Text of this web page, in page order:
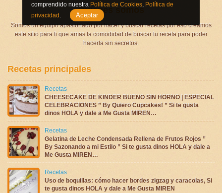
Quienes somos
Somos un equipo apasionado por hacer y buscar recetas por eso creamos
este sitio para ti que amas la comodidad de buscar tu receta para poder
hacerla sin secretos.
Recetas principales
Recetas
CHEESECAKE DE KINDER BUENO SIN HORNO | ESPECIAL
CELEBRACIONES ” By Quiero Cupcakes! ” Si te gusta
dinos HOLA y dale a Me Gusta MIREN…
Recetas
Gelatina de Leche Condensada Rellena de Frutos Rojos ”
By Sazonando a mi Estilo ” Si te gusta dinos HOLA y dale a
Me Gusta MIREN…
Recetas
Uso de boquillas: cómo hacer bordes zigzag y caracolas, Si
te gusta dinos HOLA y dale a Me Gusta MIREN
comprendido nuestra Política de Cookies, Política de
privacidad . Aceptar